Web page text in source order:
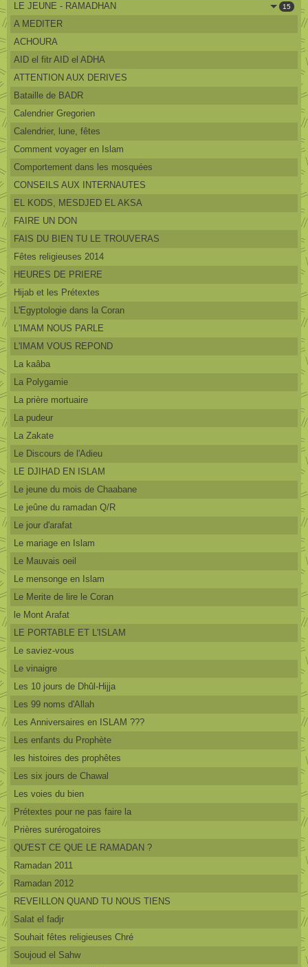
LE JEUNE - RAMADHAN 15
A MEDITER
ACHOURA
AID el fitr AID el ADHA
ATTENTION AUX DERIVES
Bataille de BADR
Calendrier Gregorien
Calendrier, lune, fêtes
Comment voyager en Islam
Comportement dans les mosquées
CONSEILS AUX INTERNAUTES
EL KODS, MESDJED EL AKSA
FAIRE UN DON
FAIS DU BIEN TU LE TROUVERAS
Fêtes religieuses 2014
HEURES DE PRIERE
Hijab et les Prétextes
L'Egyptologie dans la Coran
L'IMAM NOUS PARLE
L'IMAM VOUS REPOND
La kaâba
La Polygamie
La prière mortuaire
La pudeur
La Zakate
Le Discours de l'Adieu
LE DJIHAD EN ISLAM
Le jeune du mois de Chaabane
Le jeûne du ramadan Q/R
Le jour d'arafat
Le mariage en Islam
Le Mauvais oeil
Le mensonge en Islam
Le Merite de lire le Coran
le Mont Arafat
LE PORTABLE ET L'ISLAM
Le saviez-vous
Le vinaigre
Les 10 jours de Dhûl-Hijja
Les 99 noms d'Allah
Les Anniversaires en ISLAM ???
Les enfants du Prophète
les histoires des prophêtes
Les six jours de Chawal
Les voies du bien
Prétextes pour ne pas faire la
Prières surérogatoires
QU'EST CE QUE LE RAMADAN ?
Ramadan 2011
Ramadan 2012
REVEILLON QUAND TU NOUS TIENS
Salat el fadjr
Souhait fêtes religieuses Chré
Soujoud el Sahw